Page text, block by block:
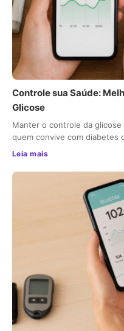
Controle sua Saúde:
Glicose
Manter o controle da
quem convive com diabetes
Leia mais